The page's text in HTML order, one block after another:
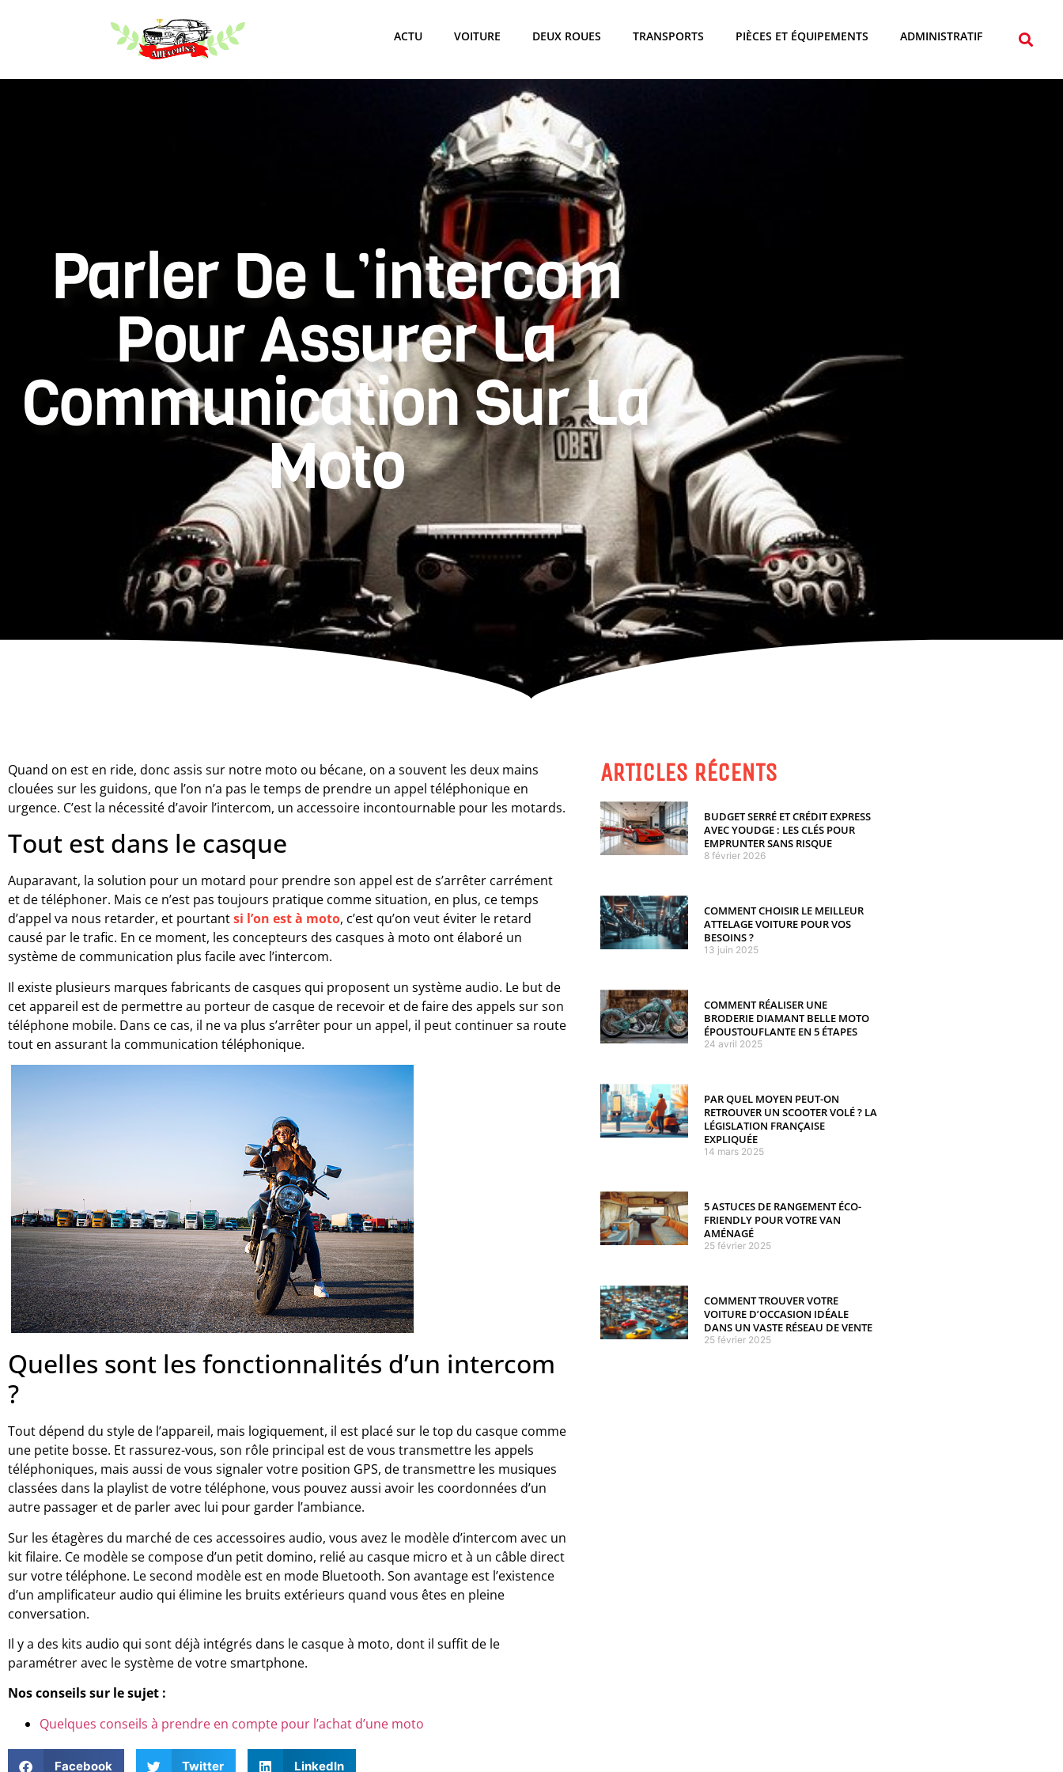
ACTU VOITURE DEUX ROUES TRANSPORTS PIÈCES ET ÉQUIPEMENTS ADMINISTRATIF
Parler De L’intercom
Pour Assurer La
Communication Sur La
Moto
Quand on est en ride, donc assis sur notre moto ou bécane, on a souvent les deux mains
clouées sur les guidons, que l’on n’a pas le temps de prendre un appel téléphonique en
urgence. C’est la nécessité d’avoir l’intercom, un accessoire incontournable pour les motards.
Tout est dans le casque
Auparavant, la solution pour un motard pour prendre son appel est de s’arrêter carrément
et de téléphoner. Mais ce n’est pas toujours pratique comme situation, en plus, ce temps
d’appel va nous retarder, et pourtantsi l’on est à moto, c’est qu’on veut éviter le retard
causé par le trafic. En ce moment, les concepteurs des casques à moto ont élaboré un
système de communication plus facile avec l’intercom.
Il existe plusieurs marques fabricants de casques qui proposent un système audio. Le but de
cet appareil est de permettre au porteur de casque de recevoir et de faire des appels sur son
téléphone mobile. Dans ce cas, il ne va plus s’arrêter pour un appel, il peut continuer sa route
tout en assurant la communication téléphonique.
Quelles sont les fonctionnalités d’un intercom
?
Tout dépend du style de l’appareil, mais logiquement, il est placé sur le top du casque comme
une petite bosse. Et rassurez-vous, son rôle principal est de vous transmettre les appels
téléphoniques, mais aussi de vous signaler votre position GPS, de transmettre les musiques
classées dans la playlist de votre téléphone, vous pouvez aussi avoir les coordonnées d’un
autre passager et de parler avec lui pour garder l’ambiance.
Sur les étagères du marché de ces accessoires audio, vous avez le modèle d’intercom avec un
kit filaire. Ce modèle se compose d’un petit domino, relié au casque micro et à un câble direct
sur votre téléphone. Le second modèle est en mode Bluetooth. Son avantage est l’existence
d’un amplificateur audio qui élimine les bruits extérieurs quand vous êtes en pleine
conversation.
Il y a des kits audio qui sont déjà intégrés dans le casque à moto, dont il suffit de le
paramétrer avec le système de votre smartphone.
Nos conseils sur le sujet :
Quelques conseils à prendre en compte pour l’achat d’une moto
Facebook Twitter LinkedIn
ARTICLES RÉCENTS
BUDGET SERRÉ ET CRÉDIT EXPRESS
AVEC YOUDGE : LES CLÉS POUR
EMPRUNTER SANS RISQUE
8 février 2026
COMMENT CHOISIR LE MEILLEUR
ATTELAGE VOITURE POUR VOS
BESOINS ?
13 juin 2025
COMMENT RÉALISER UNE
BRODERIE DIAMANT BELLE MOTO
ÉPOUSTOUFLANTE EN 5 ÉTAPES
24 avril 2025
PAR QUEL MOYEN PEUT-ON
RETROUVER UN SCOOTER VOLÉ ? LA
LÉGISLATION FRANÇAISE
EXPLIQUÉE
14 mars 2025
5 ASTUCES DE RANGEMENT ÉCO-
FRIENDLY POUR VOTRE VAN
AMÉNAGÉ
25 février 2025
COMMENT TROUVER VOTRE
VOITURE D’OCCASION IDÉALE
DANS UN VASTE RÉSEAU DE VENTE
25 février 2025